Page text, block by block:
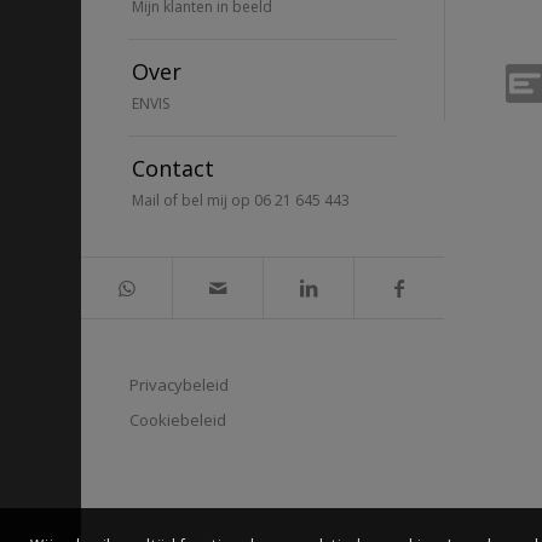
Mijn klanten in beeld
Over
ENVIS
Contact
Mail of bel mij op 06 21 645 443
Privacybeleid
Cookiebeleid